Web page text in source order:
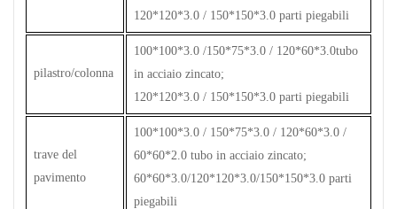
120*120*3.0 / 150*150*3.0 parti piegabili
pilastro/colonna
100*100*3.0 /150*75*3.0 / 120*60*3.0tubo
in acciaio zincato;
120*120*3.0 / 150*150*3.0 parti piegabili
trave del
pavimento
100*100*3.0 / 150*75*3.0 / 120*60*3.0 /
60*60*2.0 tubo in acciaio zincato;
60*60*3.0/120*120*3.0/150*150*3.0 parti
piegabili